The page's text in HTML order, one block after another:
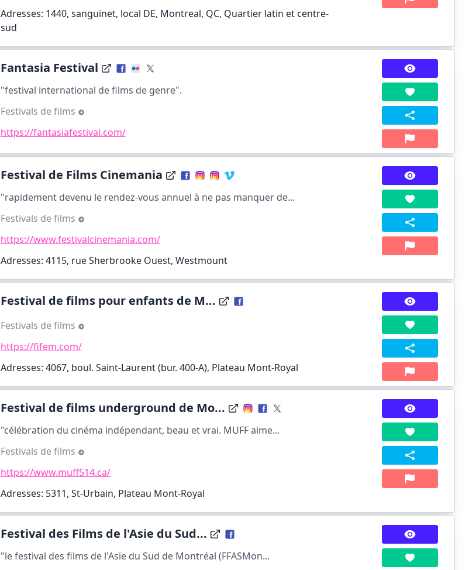
Adresses: 1440, sanguinet, local DE, Montreal, QC, Quartier latin et centre-
sud
Fantasia Festival
"festival international de films de genre".
Festivals de films
https://fantasiafestival.com/
Festival de Films Cinemania
"rapidement devenu le rendez-vous annuel à ne pas manquer de...
Festivals de films
https://www.festivalcinemania.com/
Adresses: 4115, rue Sherbrooke Ouest, Westmount
Festival de films pour enfants de M...
Festivals de films
https://fifem.com/
Adresses: 4067, boul. Saint-Laurent (bur. 400-A), Plateau Mont-Royal
Festival de films underground de Mo...
"célébration du cinéma indépendant, beau et vrai. MUFF aime...
Festivals de films
https://www.muff514.ca/
Adresses: 5311, St-Urbain, Plateau Mont-Royal
Festival des Films de l'Asie du Sud...
"le festival des films de l'Asie du Sud de Montréal (FFASMon...